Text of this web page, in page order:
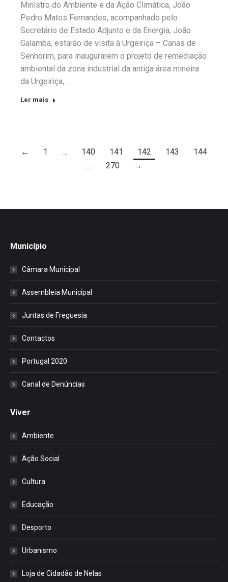
Ministro do Ambiente e da Ação Climática, João
Pedro Matos Fernandes, acompanhado pelo
Secretário de Estado Adjunto e da Energia, João
Galamba, estarão de visita à Urgeiriça – Canas de
Senhorim, para inaugurarem o projeto de remediação
ambiental da zona industrial da antiga área mineira
da Urgeiriça,…
Ler mais
← 1 … 140 141 142 143
144
…
270 →
Município
Câmara Municipal
Assembleia Municipal
Juntas de Freguesia
Contactos
Portugal 2020
Canal de Denúncias
Viver
Ambiente
Ação Social
Cultura
Educação
Desporto
Urbanismo
Loja de Cidadão de Nelas